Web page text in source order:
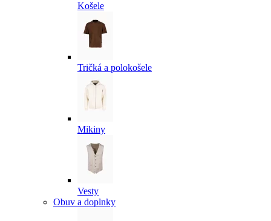
Košele
Tričká a polokošele
Mikiny
Vesty
Obuv a doplnky